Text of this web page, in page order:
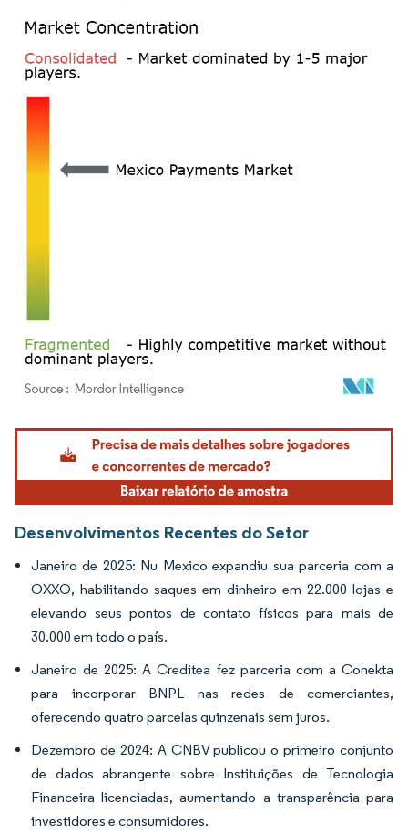
Imagem © Mordor Intelligence. O reuso requer atribuição conforme CC BY 4.0.
Desenvolvimentos Recentes do Setor
Janeiro de 2025: Nu Mexico expandiu sua parceria com a
OXXO, habilitando saques em dinheiro em 22.000 lojas e
elevando seus pontos de contato físicos para mais de
30.000 em todo o país.
Janeiro de 2025: A Creditea fez parceria com a Conekta
para incorporar BNPL nas redes de comerciantes,
oferecendo quatro parcelas quinzenais sem juros.
Dezembro de 2024: A CNBV publicou o primeiro conjunto
de dados abrangente sobre Instituições de Tecnologia
Financeira licenciadas, aumentando a transparência para
investidores e consumidores.